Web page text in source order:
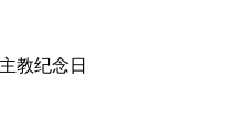
教纪念日